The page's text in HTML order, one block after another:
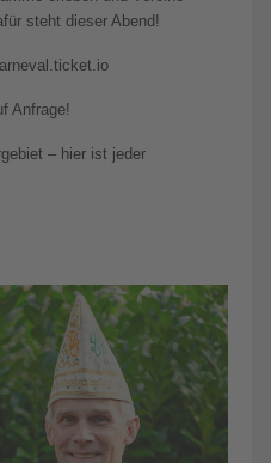
steht dieser Abend!
Anfrage!
– hier ist jeder